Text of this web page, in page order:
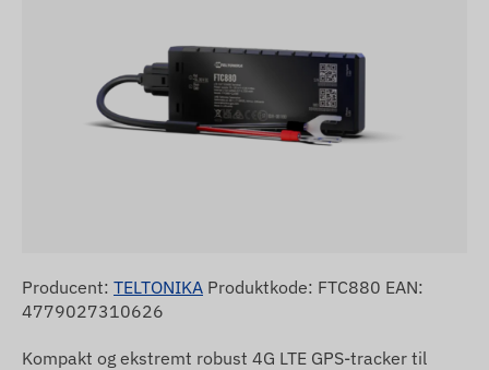
Producent: TELTONIKA Produktkode: FTC880 EAN:
4779027310626
Kompakt og ekstremt robust 4G LTE GPS-tracker til